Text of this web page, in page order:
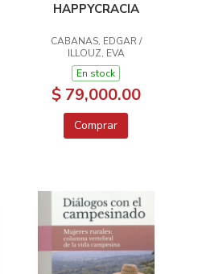
HAPPYCRACIA
CABANAS, EDGAR /
ILLOUZ, EVA
En stock
$ 79,000.00
Comprar